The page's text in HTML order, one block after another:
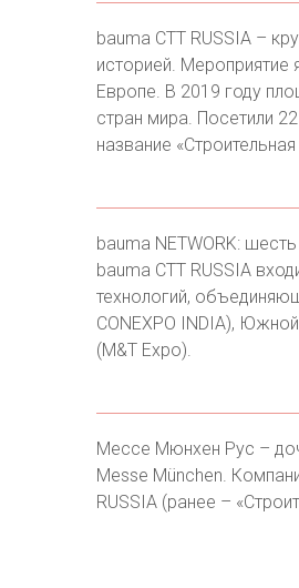
bauma CTT RUSSIA –
историей.
Европе. В 2019 году
стран мира. Посетили
название
bauma NETWORK:
bauma CTT RUSSIA
технологий,
CONEXPO INDIA),
(M&T Expo).
Мессе Мюнхен Рус –
Messe München.
RUSSIA (ранее –